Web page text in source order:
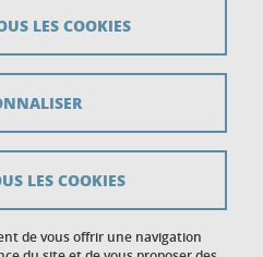
de vous offrir une navigation
LES COOKIES
LES COOKIES